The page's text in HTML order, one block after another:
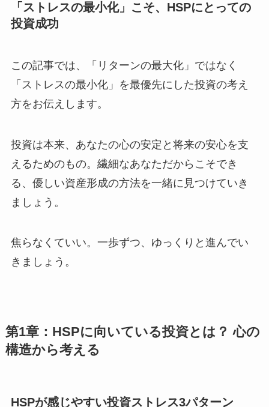
「ストレスの最小化」こそ、HSPにとっての
投資成功
この記事では、「リターンの最大化」ではなく
「ストレスの最小化」を最優先にした投資の考え
方をお伝えします。
投資は本来、あなたの心の安定と将来の安心を支
えるためのもの。繊細なあなただからこそでき
る、優しい資産形成の方法を一緒に見つけていき
ましょう。
焦らなくていい。一歩ずつ、ゆっくりと進んでい
きましょう。
第1章：HSPに向いている投資とは？ 心の
構造から考える
HSPが感じやすい投資ストレス3パターン